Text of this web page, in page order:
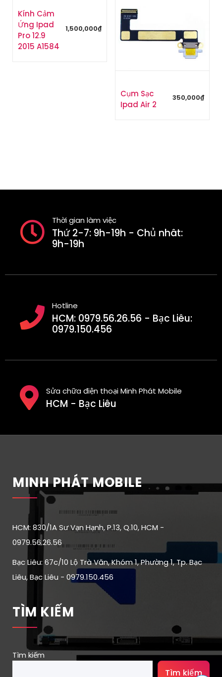
Kính Cảm
Ứng Ipad
Pro 12.9
2015 A1584
1,500,000₫
Cụm Sạc
Ipad Air 2
350,000₫
Thời gian làm việc
Thứ 2-7: 9h-19h - Chủ nhât:
9h-19h
Hotline
HCM: 0979.56.26.56 - Bạc Liêu:
0979.150.456
Sửa chữa điện thoại Minh Phát Mobile
HCM - Bạc Liêu
MINH PHÁT MOBILE
HCM: 830/1A Sư Vạn Hạnh, P.13, Q.10, HCM -
0979.56.26.56
Bạc Liêu: 67c/10 Lộ Trà Văn, Khóm 1, Phường 1, Tp. Bạc
Liêu, Bạc Liêu - 0979.150.456
TÌM KIẾM
Tìm kiếm
Tìm kiếm